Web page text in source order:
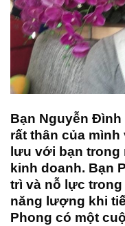
Bạn Nguyễn
rất thân của
lưu với bạn
kinh doanh. Bạn
trì và nỗ lực
năng lượng khi
Phong có một